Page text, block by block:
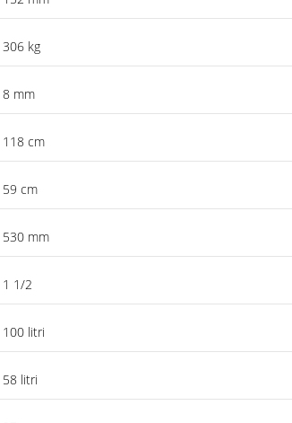
306 kg
8 mm
118 cm
59 cm
530 mm
1 1/2
100 litri
58 litri